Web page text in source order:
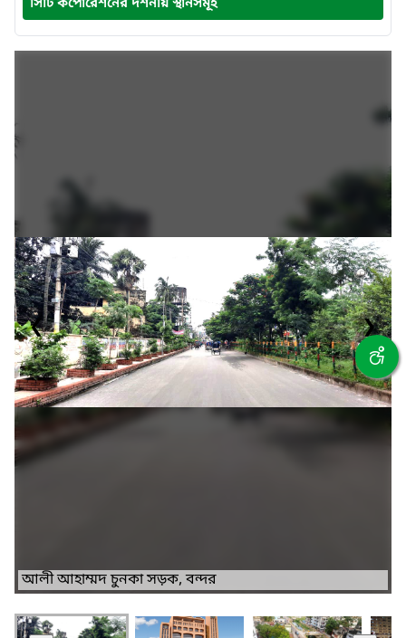
সিটি কর্পোরেশনের দর্শনীয় স্থানসমূহ
আলী আহাম্মদ চুনকা সড়ক, বন্দর
❮ ❯